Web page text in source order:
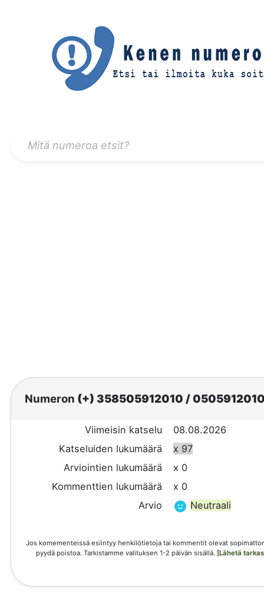
Numeron (+) 358505912010/
Viimeisin katselu
08.08.2026
Katseluiden lukumäärä
x 97
Arviointien lukumäärä
x 0
Kommenttien lukumäärä
x 0
Arvio
Neutraali
Jos komementeissä esiintyy henkilötietoja tai kommentit olevat
pyydä poistoa. Tarkistamme valituksen 1-2 päivän sisällä. [Lähetä